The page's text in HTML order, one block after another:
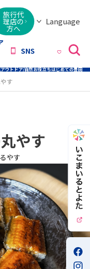
旅行代
理店の
方へ
Language
Việt
SNS
アウトドア/自然お役立ちはじめての豊田
す
やす
やす